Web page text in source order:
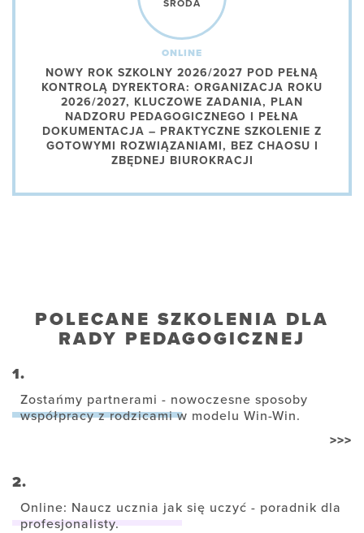
ŚRODA
ONLINE
NOWY ROK SZKOLNY 2026/2027 POD PEŁNĄ
KONTROLĄ DYREKTORA: ORGANIZACJA ROKU
2026/2027, KLUCZOWE ZADANIA, PLAN
NADZORU PEDAGOGICZNEGO I PEŁNA
DOKUMENTACJA – PRAKTYCZNE SZKOLENIE Z
GOTOWYMI ROZWIĄZANIAMI, BEZ CHAOSU I
ZBĘDNEJ BIUROKRACJI
POLECANE SZKOLENIA DLA
RADY PEDAGOGICZNEJ
1.
Zostańmy partnerami - nowoczesne sposoby
współpracy z rodzicami w modelu Win-Win.
>>>
2.
Online: Naucz ucznia jak się uczyć - poradnik dla
profesjonalisty.